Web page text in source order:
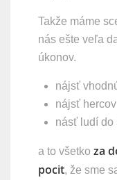
Takže máme
nás ešte veľa
úkonov.
nájsť
nájsť hercov
​násť ludí do
a to všetko za
pocit, že sme